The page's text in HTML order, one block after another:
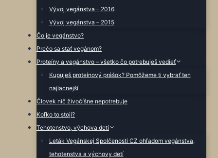
Vývoj vegánstva – 2016
Vývoj vegánstva – 2015
Čo je vegánstvo?
Prečo sa stať vegánom?
Proteíny a vegánstvo – všetko čo potrebuješ vedieť
Kupuješ proteínový prášok? Pomôžeme ti vybrať ten
najlacnejší
Človek nič živočíšne nepotrebuje
Koľko to stojí?
Tehotenstvo, výchova detí
Leták Vegánskej Spolčenosti CZ ohľadom vegánstva,
tehotenstva a výchovy detí